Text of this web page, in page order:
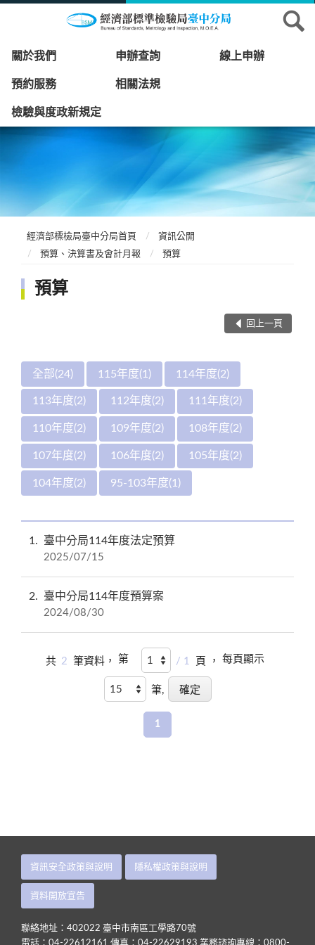
關於我們 申辦查詢 線上申辦
預約服務 相關法規
檢驗與度政新規定
經濟部標檢局臺中分局首頁
資訊公開
預算、決算書及會計月報
預算
預算
回上一頁
全部(24) 115年度(1) 114年度(2)
113年度(2) 112年度(2) 111年度(2)
110年度(2) 109年度(2) 108年度(2)
107年度(2) 106年度(2) 105年度(2)
104年度(2) 95-103年度(1)
1 臺中分局114年度法定預算
2025/07/15
2 臺中分局114年度預算案
2024/08/30
共 2 筆資料， 第 / 1 頁 ， 每頁顯示
筆,
1
資訊安全政策與說明 隱私權政策與說明
資料開放宣告
聯絡地址：402022 臺中市南區工學路70號